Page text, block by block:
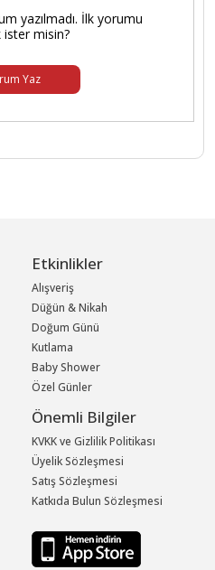
yazılmadı. İlk yorumu
ister misin?
Yaz
Etkinlikler
Alışveriş
Düğün & Nikah
Doğum Günü
Kutlama
Baby Shower
Özel Günler
Önemli Bilgiler
KVKK ve Gizlilik Politikası
Üyelik Sözleşmesi
Satış Sözleşmesi
Katkıda Bulun Sözleşmesi